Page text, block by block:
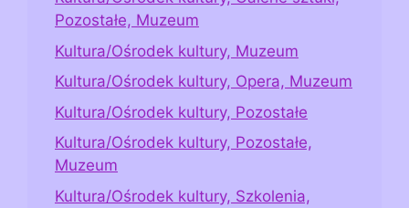
Pozostałe, Muzeum
Kultura/Ośrodek kultury, Muzeum
Kultura/Ośrodek kultury, Opera, Muzeum
Kultura/Ośrodek kultury, Pozostałe
Kultura/Ośrodek kultury, Pozostałe,
Muzeum
Kultura/Ośrodek kultury, Szkolenia,